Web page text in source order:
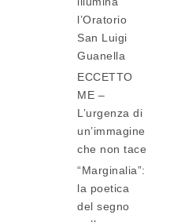
l’Oratorio
San Luigi
Guanella
ECCETTO
ME –
L’urgenza di
un’immagine
che non tace
“Marginalia”:
la poetica
del segno